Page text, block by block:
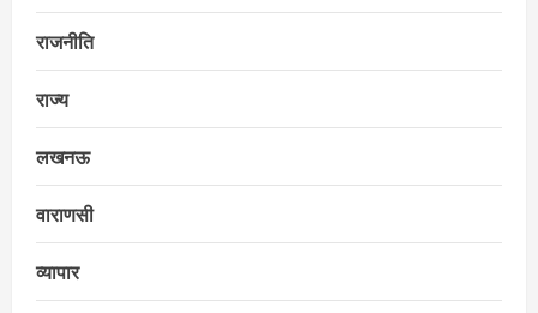
राजनीति
राज्य
लखनऊ
वाराणसी
व्यापार